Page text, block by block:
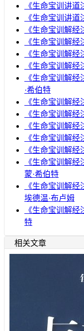
《生命宝训讲
《生命宝训讲
《生命宝训解
《生命宝训解
《生命宝训解
《生命宝训解
《生命宝训解
·希伯特
《生命宝训解
《生命宝训解
《生命宝训解
《生命宝训解
《生命宝训解
《生命宝训解
蒙·希伯特
《生命宝训解
埃德温·布卢姆
《生命宝训解
特
相关文章